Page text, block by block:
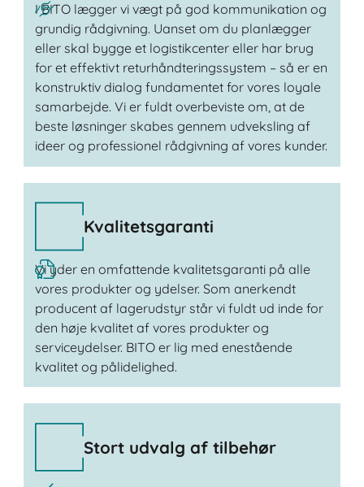
I BITO lægger vi vægt på god kommunikation og
grundig rådgivning. Uanset om du planlægger
eller skal bygge et logistikcenter eller har brug
for et effektivt returhåndteringssystem – så er en
konstruktiv dialog fundamentet for vores loyale
samarbejde. Vi er fuldt overbeviste om, at de
beste løsninger skabes gennem udveksling af
ideer og professionel rådgivning af vores kunder.
Kvalitetsgaranti
Vi yder en omfattende kvalitetsgaranti på alle
vores produkter og ydelser. Som anerkendt
producent af lagerudstyr står vi fuldt ud inde for
den høje kvalitet af vores produkter og
serviceydelser. BITO er lig med enestående
kvalitet og pålidelighed.
Stort udvalg af tilbehør